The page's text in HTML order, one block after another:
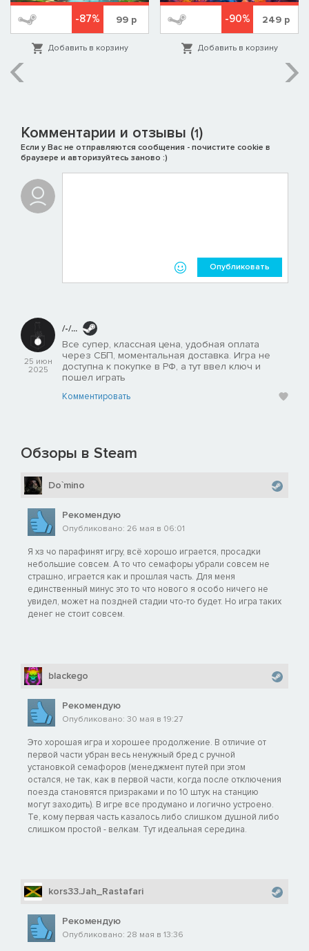
-87% 99р
Добавить в корзину
-90% 249р
Добавить в корзину
Комментарии и отзывы (1)
Если у Вас не отправляются сообщения - почистите cookie в
браузере и авторизуйтесь заново :)
Опубликовать
25 июн
2025
/-/...
Все супер, классная цена, удобная оплата
через СБП, моментальная доставка. Игра не
доступна к покупке в РФ, а тут ввел ключ и
пошел играть
Комментировать
Обзоры в Steam
Do`mino
Рекомендую
Опубликовано: 26 мая в 06:01
Я хз чо парафинят игру, всё хорошо играется, просадки
небольшие совсем. А то что семафоры убрали совсем не
страшно, играется как и прошлая часть. Для меня
единственный минус это то что нового я особо ничего не
увидел, может на поздней стадии что-то будет. Но игра таких
денег не стоит совсем.
blackego
Рекомендую
Опубликовано: 30 мая в 19:27
Это хорошая игра и хорошее продолжение. В отличие от
первой части убран весь ненужный бред с ручной
установкой семафоров (менеджмент путей при этом
остался, не так, как в первой части, когда после отключения
поезда становятся призраками и по 10 штук на станцию
могут заходить). В игре все продумано и логично устроено.
Те, кому первая часть казалось либо слишком душной либо
слишком простой - велкам. Тут идеальная середина.
kors33.Jah_Rastafari
Рекомендую
Опубликовано: 28 мая в 13:36